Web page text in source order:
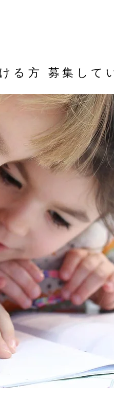
る方 募集して